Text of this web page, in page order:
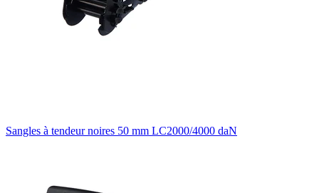
Sangles à tendeur noires 50 mm LC2000/4000 daN